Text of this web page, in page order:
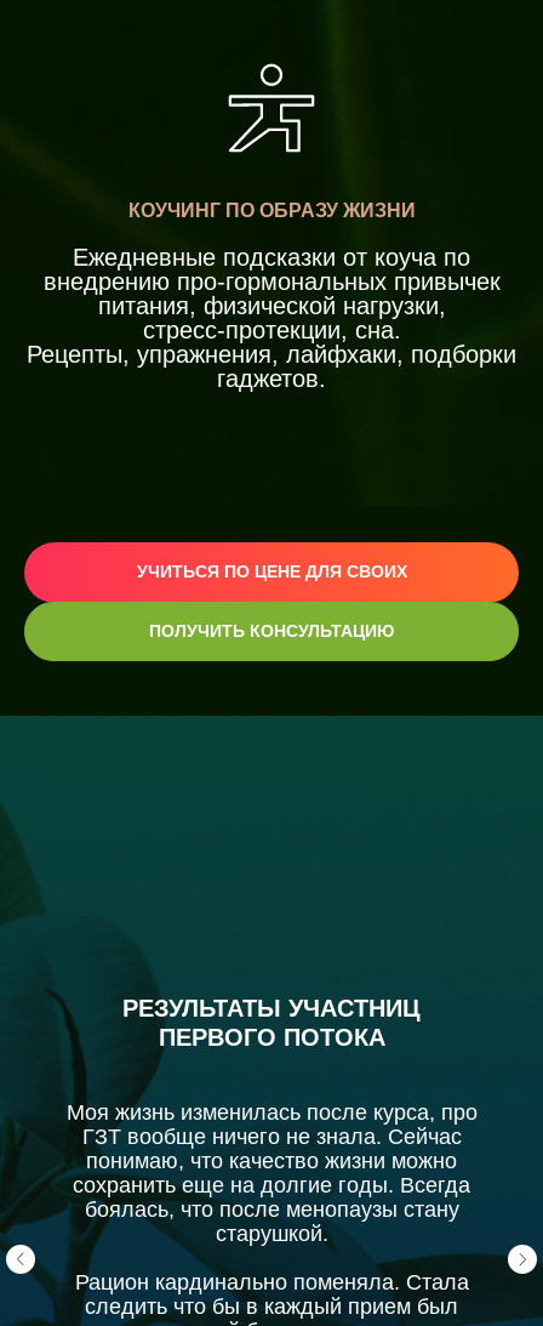
КОУЧИНГ ПО ОБРАЗУ ЖИЗНИ
Ежедневные подсказки от коуча по
внедрению про-гормональных привычек
питания, физической нагрузки,
стресс-протекции, сна.
Рецепты, упражнения, лайфхаки, подборки
гаджетов.
УЧИТЬСЯ ПО ЦЕНЕ ДЛЯ СВОИХ
ПОЛУЧИТЬ КОНСУЛЬТАЦИЮ
РЕЗУЛЬТАТЫ УЧАСТНИЦ
ПЕРВОГО ПОТОКА
Моя жизнь изменилась после курса, про
ГЗТ вообще ничего не знала. Сейчас
понимаю, что качество жизни можно
сохранить еще на долгие годы. Всегда
боялась, что после менопаузы стану
старушкой.
Рацион кардинально поменяла. Стала
следить что бы в каждый прием был